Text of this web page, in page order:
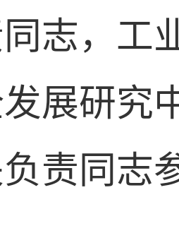
志，工
展研究
责同志